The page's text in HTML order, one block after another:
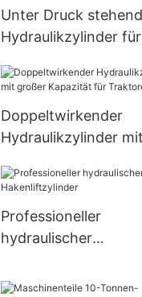
Unter Druck
Hydraulikzylinder für
Doppeltwirkender
Hydraulikzylinder mit
Traktoren
Professioneller
hydraulischer